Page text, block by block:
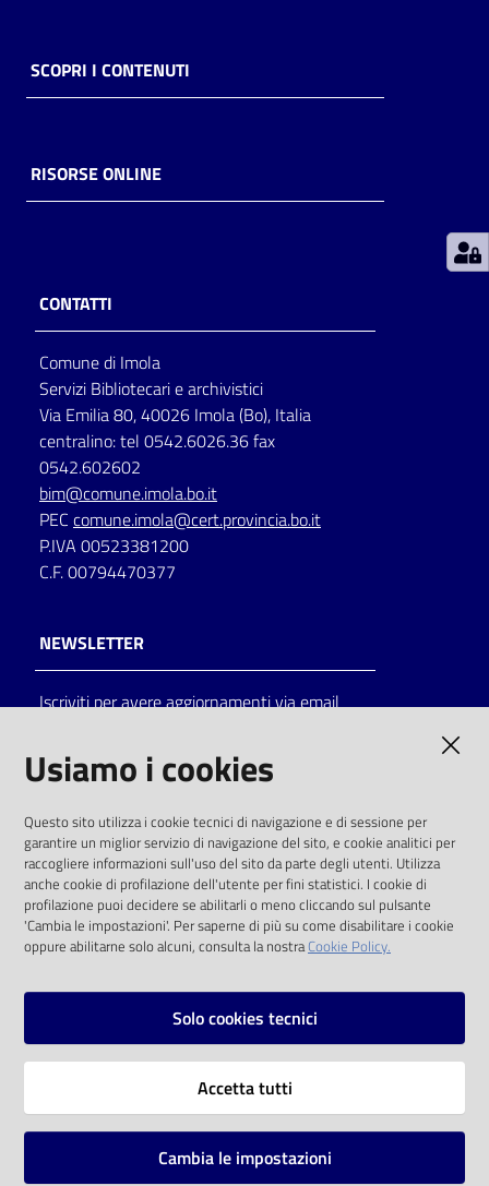
Piani
Decentrate
Seguici
su
on line
Eventi
Chiedi al
bibliotecario
Avvisi
SCOPRI I CONTENUTI
RISORSE ONLINE
CONTATTI
Comune di Imola
Servizi Bibliotecari e archivistici
Via Emilia 80, 40026 Imola (Bo), Italia
centralino: tel 0542.6026.36 fax
0542.602602
bim@comune.imola.bo.it
PEC comune.imola@cert.provincia.bo.it
P.IVA 00523381200
C.F. 00794470377
NEWSLETTER
Iscriviti per avere aggiornamenti via email
solo alle condizioni previste dalla direttiva
comunitaria 2003/98/CE e dal d.lgs. 36/2006
SOCIAL
Instagram
Vai alla pagina
Usiamo i cookies
Questo sito utilizza i cookie tecnici di navigazione e di sessione per
garantire un miglior servizio di navigazione del sito, e cookie analitici per
raccogliere informazioni sull'uso del sito da parte degli utenti. Utilizza
anche cookie di profilazione dell'utente per fini statistici. I cookie di
profilazione puoi decidere se abilitarli o meno cliccando sul pulsante
'Cambia le impostazioni'. Per saperne di più su come disabilitare i cookie
oppure abilitarne solo alcuni, consulta la nostraCookie Policy.
Solo cookies tecnici
Accetta tutti
Cambia le impostazioni